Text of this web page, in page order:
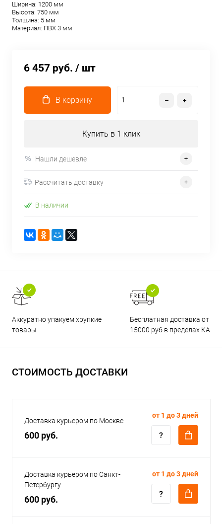
Ширина: 1200 мм
Высота: 750 мм
Толщина: 5 мм
Материал: ПВХ 3 мм
6 457 руб. / шт
В корзину
Купить в 1 клик
Нашли дешевле
Рассчитать доставку
В наличии
Аккуратно упакуем хрупкие
товары
Бесплатная доставка от
15000 руб в пределах КАД
СТОИМОСТЬ ДОСТАВКИ
Доставка курьером по Москве
600 руб.
от 1 до 3 дней
Доставка курьером по Санкт-
Петербургу
600 руб.
от 1 до 3 дней